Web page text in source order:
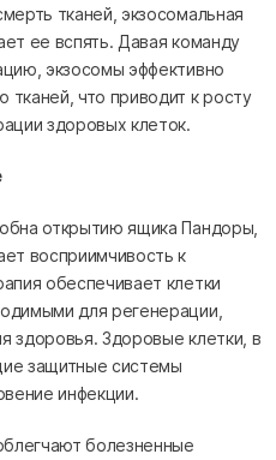
тканей, экзосомальная
ее вспять. Давая команду
экзосомы эффективно
что приводит к росту
здоровых клеток.
открытию ящика Пандоры,
восприимчивость к
обеспечивает клетки
для регенерации,
здоровья. Здоровые клетки, в
защитные системы
инфекции.
болезненные